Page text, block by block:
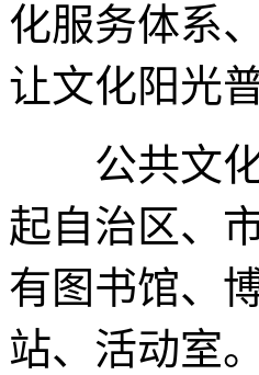
化服务体系
让文化阳光
公共文化
起自治区、
有图书馆、
站、活动室